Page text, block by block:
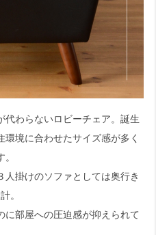
代わらないロビーチェア。誕生
境に合わせたサイズ感が多く
掛けのソファとしては奥行き
。
に部屋への圧迫感が抑えられて